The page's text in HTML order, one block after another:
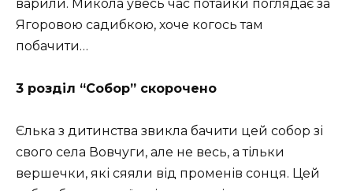
варили. Микола увесь час потайки поглядає за
Ягоровою садибкою, хоче когось там
побачити…
3 розділ “Собор” скорочено
Єлька з дитинства звикла бачити цей собор зі
свого села Вовчуги, але не весь, а тільки
вершечки, які сяяли від променів сонця. Цей